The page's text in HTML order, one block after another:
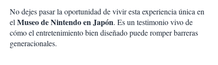
No dejes pasar la oportunidad de vivir esta experiencia única en
elMuseo de Nintendo en Japón. Es un testimonio vivo de
cómo el entretenimiento bien diseñado puede romper barreras
generacionales.